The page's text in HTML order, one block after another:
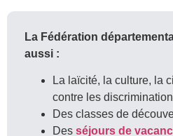
La Fédération
aussi :
La laïcité, la culture, la
contre les
Des classes de
Des séjours de